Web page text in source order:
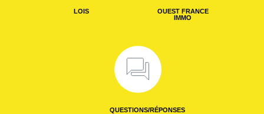
LOIS
OUEST FRANCE
IMMO
QUESTIONS/RÉPONSES